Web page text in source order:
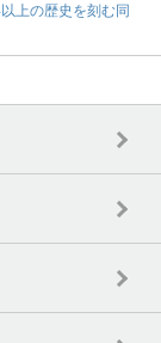
上の歴史を刻む同